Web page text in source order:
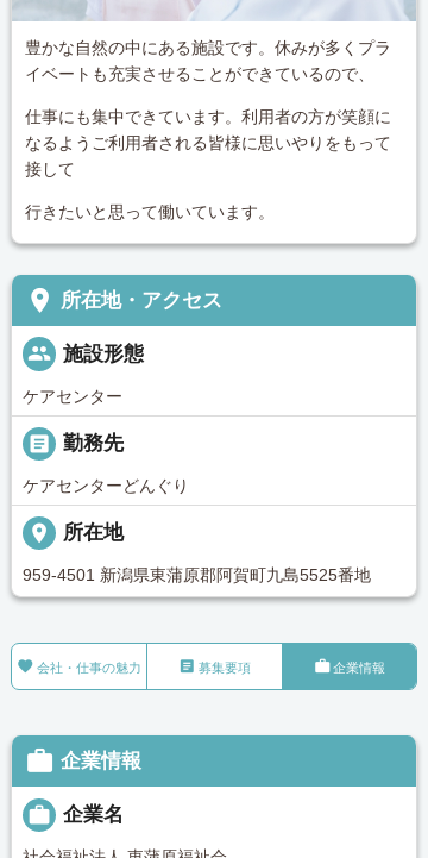
豊かな自然の中にある施設です。休みが多くプラ
イベートも充実させることができているので、
仕事にも集中できています。利用者の方が笑顔に
なるようご利用者される皆様に思いやりをもって
接して
行きたいと思って働いています。
place 所在地・アクセス
people 施設形態
ケアセンター
_pin
勤務先
ケアセンターどんぐり
place 所在地
959-4501 新潟県東蒲原郡阿賀町九島5525番地
 会社・仕事の魅力  募集要項 企業情報
 企業情報
 企業名